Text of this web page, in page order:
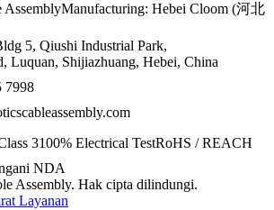
AssemblyManufacturing: Hebei Cloom (河北
5, Qiushi Industrial Park,
Luquan, Shijiazhuang, Hebei, China
7998
3100% Electrical TestRoHS / REACH
NDA
Assembly. Hak cipta dilindungi.
Layanan